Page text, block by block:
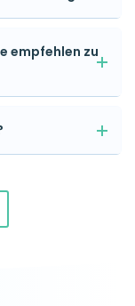
empfehlen zu